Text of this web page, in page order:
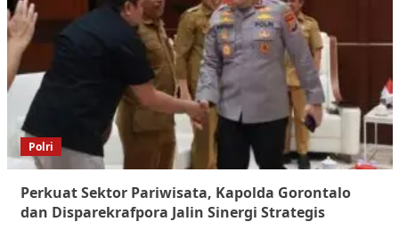
Polri
Perkuat Sektor Pariwisata, Kapolda Gorontalo
dan Disparekrafpora Jalin Sinergi Strategis